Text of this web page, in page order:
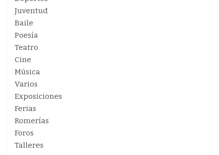
Juventud
Baile
Poesía
Teatro
Cine
Música
Varios
Exposiciones
Ferias
Romerías
Foros
Talleres